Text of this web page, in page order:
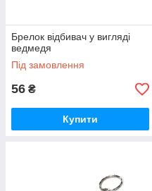
Брелок відбивач у вигляді
ведмедя
Під замовлення
56 ₴
Купити